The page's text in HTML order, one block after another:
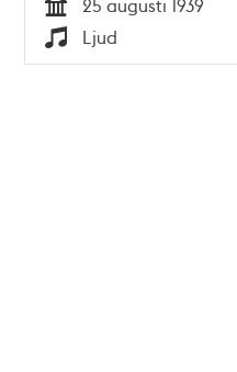
Tid
25 augusti 1939
Typ
Ljud